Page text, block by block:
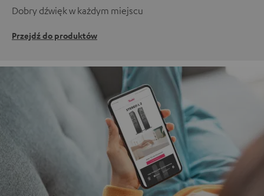
Dobry dźwięk w każdym miejscu
Przejdź do produktów